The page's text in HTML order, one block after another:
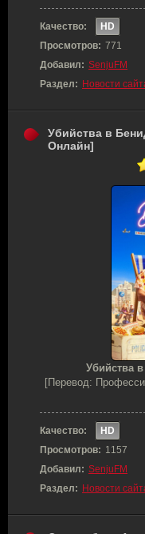
Качество:
HD
Просмотров: 771
Добавил: SenjuFM
Раздел: Новости
Убийства в
Онлайн]
Убийства
[Перевод:
Качество:
HD
Просмотров: 1157
Добавил: SenjuFM
Раздел: Новости